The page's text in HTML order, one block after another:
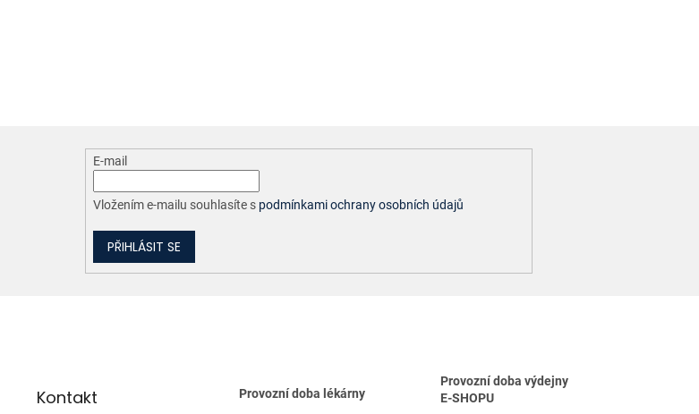
c
í
p
r
y
v
E-mail
Vložením e-mailu souhlasíte s podmínkami ochrany osobních údajů
PŘIHLÁSIT SE
Kontakt Provozní doba lékárny
Provozní doba výdejny
E-SHOPU